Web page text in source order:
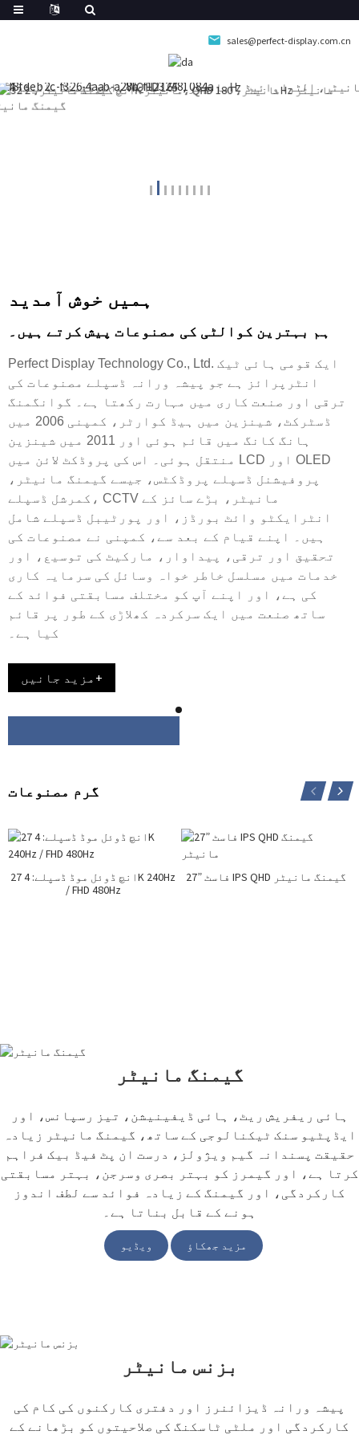
sales@perfect-display.com.cn
ہمیں خوش آمدید
ہم بہترین کوالٹی کی مصنوعات پیش کرتے ہیں۔
Perfect Display Technology Co., Ltd. ایک قومی ہائی ٹیک
انٹرپرائز ہے جو پیشہ ورانہ ڈسپلے مصنوعات کی
ترقی اور صنعت کاری میں مہارت رکھتا ہے۔ گوانگمنگ
ڈسٹرکٹ، شینزین میں ہیڈ کوارٹر، کمپنی 2006 میں
ہانگ کانگ میں قائم ہوئی اور 2011 میں شینزین
منتقل ہوئی۔ اس کی پروڈکٹ لائن میں LCD اور OLED
پروفیشنل ڈسپلے پروڈکٹس، جیسے گیمنگ مانیٹر،
کمرشل ڈسپلے، CCTV مانیٹر، بڑے سائز کے
انٹرایکٹو وائٹ بورڈز، اور پورٹیبل ڈسپلے شامل
ہیں۔ اپنے قیام کے بعد سے، کمپنی نے مصنوعات کی
تحقیق اور ترقی، پیداوار، مارکیٹ کی توسیع، اور
خدمات میں مسلسل خاطر خواہ وسائل کی سرمایہ کاری
کی ہے، اور اپنے آپ کو مختلف مسابقتی فوائد کے
ساتھ صنعت میں ایک سرکردہ کھلاڑی کے طور پر قائم
کیا ہے۔
مزید جانیں+
گرم مصنوعات
27 انچ ڈوئل موڈ ڈسپلے: 4K 240Hz
/ FHD 480Hz
27” فاسٹ IPS QHD گیمنگ مانیٹر
گیمنگ مانیٹر
ہائی ریفریش ریٹ، ہائی ڈیفینیشن، تیز رسپانس، اور
ایڈپٹیو سنک ٹیکنالوجی کے ساتھ، گیمنگ مانیٹر زیادہ
حقیقت پسندانہ گیم ویژولز، درست ان پٹ فیڈ بیک فراہم
کرتا ہے، اور گیمرز کو بہتر بصری وسرجن، بہتر مسابقتی
کارکردگی، اور گیمنگ کے زیادہ فوائد سے لطف اندوز
ہونے کے قابل بناتا ہے۔
مزید جھکاؤ ویڈیو
بزنس مانیٹر
پیشہ ورانہ ڈیزائنرز اور دفتری کارکنوں کی کام کی
کارکردگی اور ملٹی ٹاسکنگ کی صلاحیتوں کو بڑھانے کے